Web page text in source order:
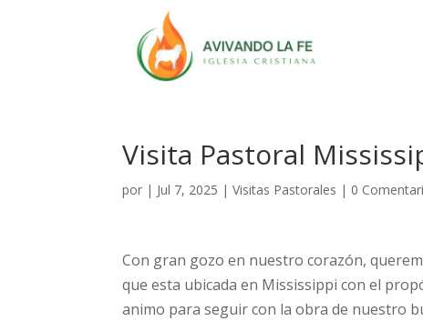
Visita Pastoral
por | Jul 7, 2025 |Visitas Pastorales | 0
Con gran gozo en nuestro corazón,
que esta ubicada en Mississippi con el
animo para seguir con la obra de nuestro